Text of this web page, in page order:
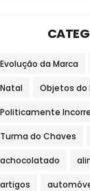
Evolução da Marca
Natal Objetos do
Politicamente
Turma do Chaves
achocolatado
artigos